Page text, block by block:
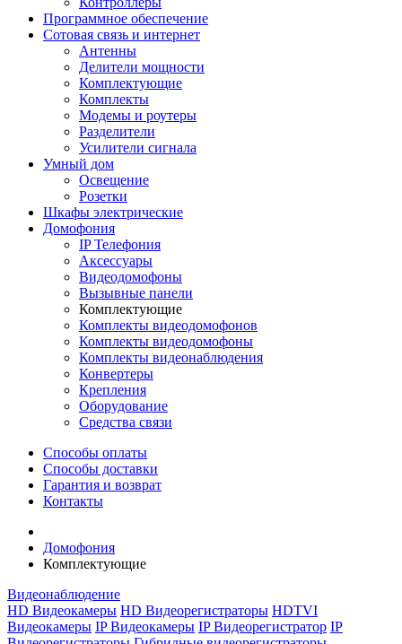
Программное обеспечение
Сотовая связь и интернет
Антенны
Делители мощности
Комплектующие
Комплекты
Модемы и роутеры
Разделители
Усилители сигнала
Умный дом
Освещение
Розетки
Шкафы электрические
Домофония
IP Телефония
Аксессуары
Видеодомофоны
Вызывные панели
Комплектующие
Комплекты видеодомофонов
Комплекты видеодомофоны
Комплекты видеонаблюдения
Конвертеры
Крепления
Оборудование
Средства связи
Способы оплаты
Способы доставки
Гарантия и возврат
Контакты
Домофония
Комплектующие
Видеонаблюдение
HD Видеокамеры HD Видеорегистраторы HDTVI
Видеокамеры IP Видеокамеры IP Видеорегистратор IP